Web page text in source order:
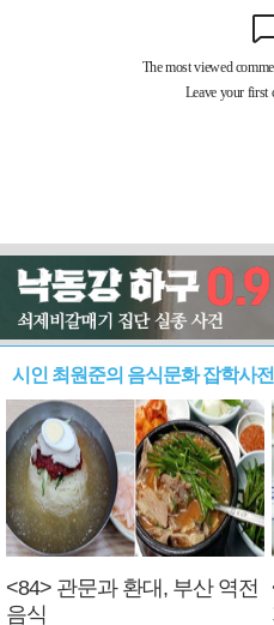
시인 최원준의 음식문화 잡학사전
<84> 관문과 환대, 부산 역전
음식